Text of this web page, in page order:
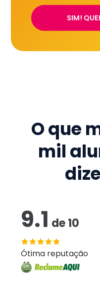
SIM!
O que
mil
9.1 de10
Ótima reputação